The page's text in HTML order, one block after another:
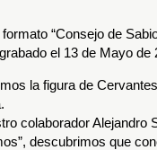
“Consejo de
el 13 de Mayo de
la figura de
colaborador Alejandro
descubrimos que